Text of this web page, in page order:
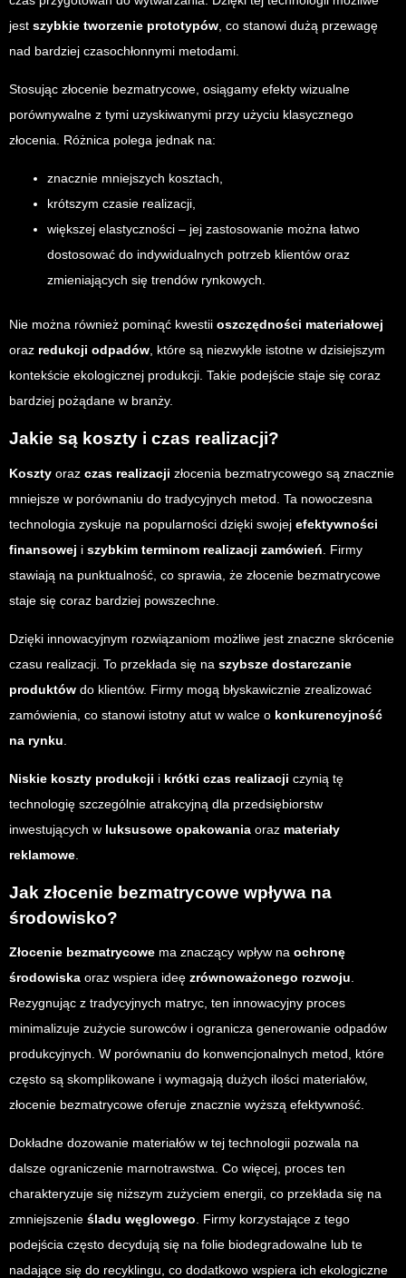
jest szybkie tworzenie prototypów , co stanowi dużą przewagę
nad bardziej czasochłonnymi metodami.
Stosując złocenie bezmatrycowe, osiągamy efekty wizualne
porównywalne z tymi uzyskiwanymi przy użyciu klasycznego
złocenia. Różnica polega jednak na:
znacznie mniejszych kosztach,
krótszym czasie realizacji,
większej elastyczności – jej zastosowanie można łatwo
dostosować do indywidualnych potrzeb klientów oraz
zmieniających się trendów rynkowych.
Nie można również pominąć kwestii oszczędności materiałowej
oraz redukcji odpadów , które są niezwykle istotne w dzisiejszym
kontekście ekologicznej produkcji. Takie podejście staje się coraz
bardziej pożądane w branży.
Jakie są koszty i czas realizacji?
Koszty oraz czas realizacji złocenia bezmatrycowego są znacznie
mniejsze w porównaniu do tradycyjnych metod. Ta nowoczesna
technologia zyskuje na popularności dzięki swojej efektywności
finansowej i szybkim terminom realizacji zamówień . Firmy
stawiają na punktualność, co sprawia, że złocenie bezmatrycowe
staje się coraz bardziej powszechne.
Dzięki innowacyjnym rozwiązaniom możliwe jest znaczne skrócenie
czasu realizacji. To przekłada się na szybsze dostarczanie
produktów do klientów. Firmy mogą błyskawicznie zrealizować
zamówienia, co stanowi istotny atut w walce o konkurencyjność
na rynku
Niskie koszty produkcji i krótki czas realizacji czynią tę
technologię szczególnie atrakcyjną dla przedsiębiorstw
inwestujących w luksusowe opakowania oraz materiały
reklamowe
Jak złocenie bezmatrycowe wpływa na
środowisko?
Złocenie bezmatrycowe ma znaczący wpływ na ochronę
środowiska oraz wspiera ideę zrównoważonego rozwoju
Rezygnując z tradycyjnych matryc, ten innowacyjny proces
minimalizuje zużycie surowców i ogranicza generowanie odpadów
produkcyjnych. W porównaniu do konwencjonalnych metod, które
często są skomplikowane i wymagają dużych ilości materiałów,
złocenie bezmatrycowe oferuje znacznie wyższą efektywność.
Dokładne dozowanie materiałów w tej technologii pozwala na
dalsze ograniczenie marnotrawstwa. Co więcej, proces ten
charakteryzuje się niższym zużyciem energii, co przekłada się na
zmniejszenie śladu węglowego . Firmy korzystające z tego
podejścia często decydują się na folie biodegradowalne lub te
nadające się do recyklingu, co dodatkowo wspiera ich ekologiczne